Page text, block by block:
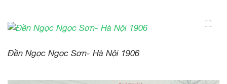
Đền Ngọc Ngọc Sơn- Hà Nội 1906